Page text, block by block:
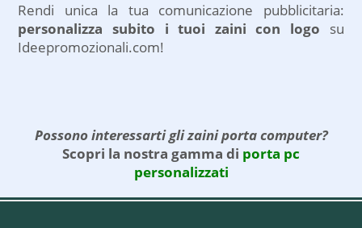
Rendi unica la tua comunicazione pubblicitaria:
personalizza subito i tuoi zaini con logo su
Ideepromozionali.com!
Possono interessarti gli zaini porta computer?
Scopri la nostra gamma di porta pc
personalizzati